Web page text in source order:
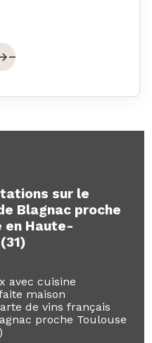
east
sur le
Blagnac proche
en Haute-
avec cuisine
maison
de vins français
proche Toulouse